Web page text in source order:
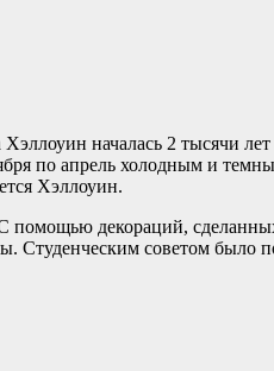
началась 2 тысячи
по апрель холодным и
Хэллоуин.
помощью декораций,
Студенческим советом было